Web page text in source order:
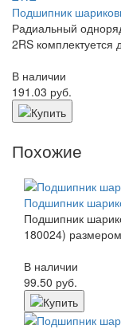
Подшипник
Радиальный
2RS
В наличии
191.03 руб.
Похожие
Подшипник
Подшипник
180024)
В наличии
99.50 руб.